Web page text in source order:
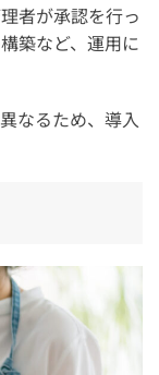
者が承認を行っ
築など、運用に
なるため、導入